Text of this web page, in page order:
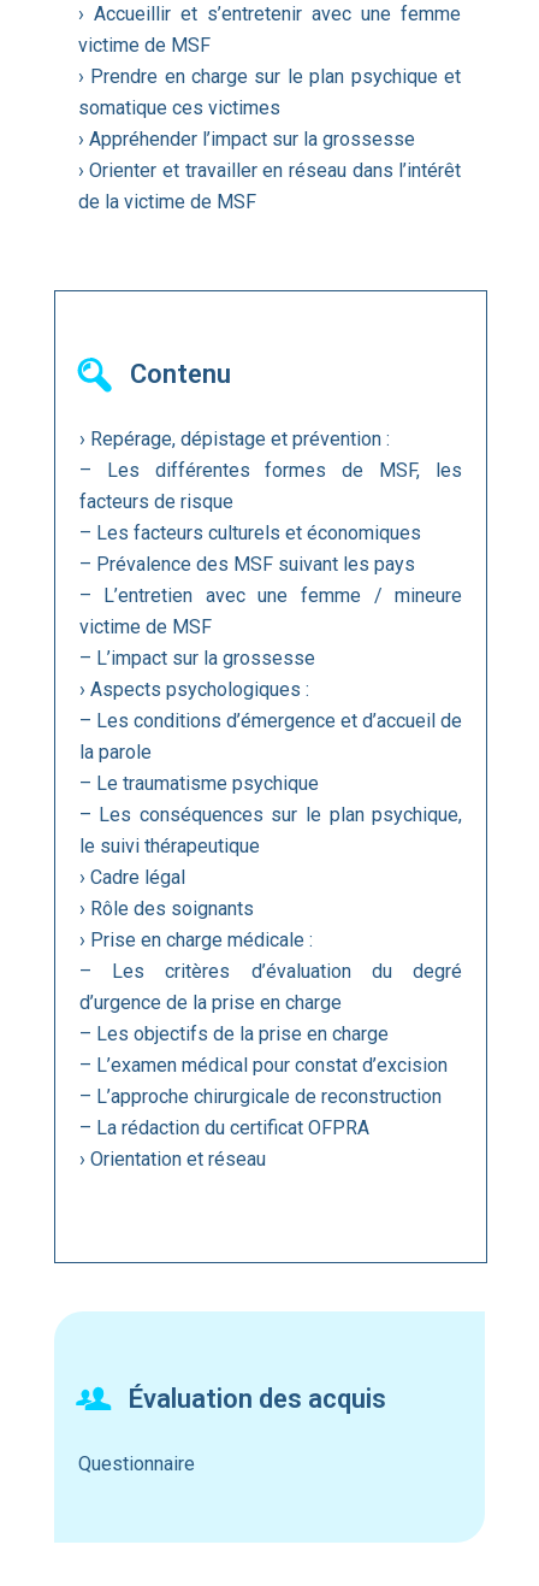
› Accueillir et s’entretenir avec une femme
victime de MSF
› Prendre en charge sur le plan psychique et
somatique ces victimes
› Appréhender l’impact sur la grossesse
› Orienter et travailler en réseau dans l’intérêt
de la victime de MSF
Contenu
› Repérage, dépistage et prévention :
– Les différentes formes de MSF, les
facteurs de risque
– Les facteurs culturels et économiques
– Prévalence des MSF suivant les pays
– L’entretien avec une femme / mineure
victime de MSF
– L’impact sur la grossesse
› Aspects psychologiques :
– Les conditions d’émergence et d’accueil de
la parole
– Le traumatisme psychique
– Les conséquences sur le plan psychique,
le suivi thérapeutique
› Cadre légal
› Rôle des soignants
› Prise en charge médicale :
– Les critères d’évaluation du degré
d’urgence de la prise en charge
– Les objectifs de la prise en charge
– L’examen médical pour constat d’excision
– L’approche chirurgicale de reconstruction
– La rédaction du certificat OFPRA
› Orientation et réseau
Évaluation des acquis
Questionnaire